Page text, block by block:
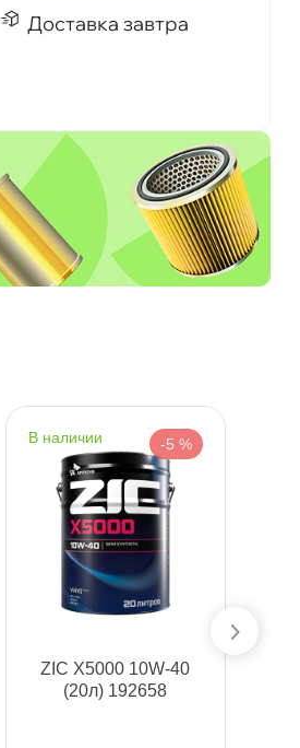
Доставка завтра
наличии -5 %
ZIC X5000 10W-40
(20л) 192658
Сегодня, 09.08